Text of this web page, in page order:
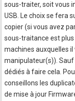
sous-traiter, soit vous
USB. Le choix se fera
copier (si vous avez
sous-traitance est
machines auxquelles
manipulateur(s)).
dédiés à faire cela.
conseillons les
de mise à jour